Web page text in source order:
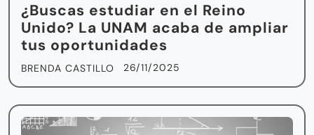
¿Buscas estudiar en el Reino
Unido? La UNAM acaba de ampliar
tus oportunidades
BRENDA CASTILLO 26/11/2025